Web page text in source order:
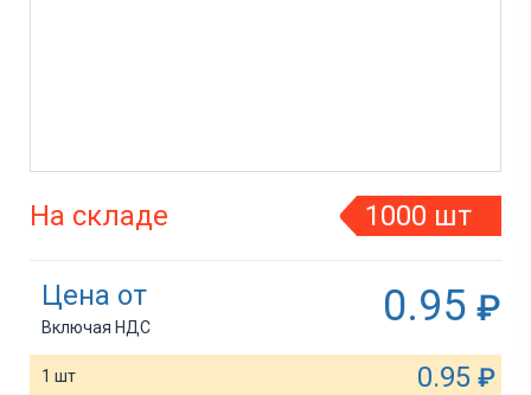
На складе 1000 шт
Цена от
Включая НДС 0.95 ₽
1 шт 0.95 ₽